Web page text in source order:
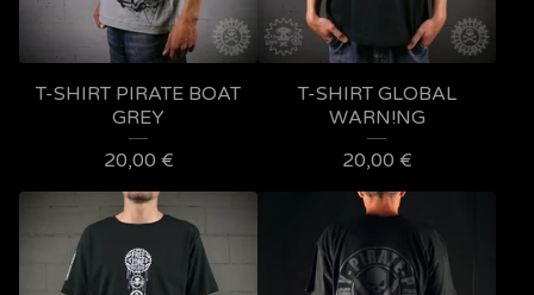
T-SHIRT PIRATE BOAT
GREY
20,00 €
T-SHIRT GLOBAL
WARN!NG
20,00 €